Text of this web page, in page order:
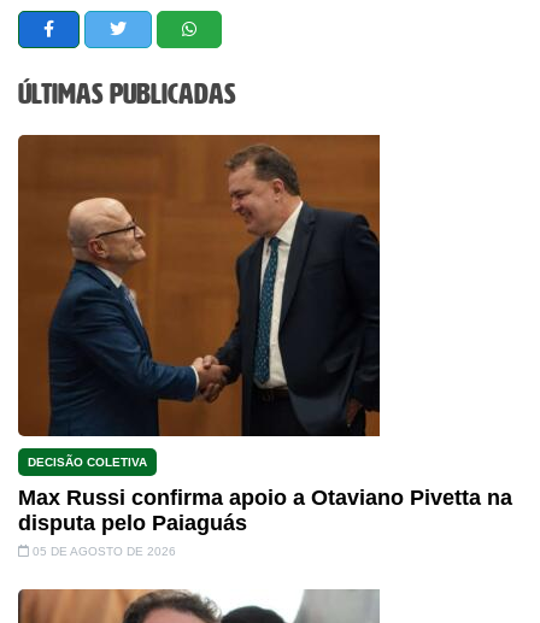
Últimas Publicadas
DECISÃO COLETIVA
Max Russi confirma apoio a Otaviano Pivetta na
disputa pelo Paiaguás
05 DE AGOSTO DE 2026